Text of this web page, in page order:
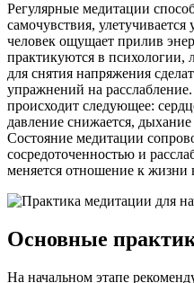
Регулярные медитации
самочувствия, улетучивается
человек ощущает прилив
практикуются в психологии,
для снятия напряжения
упражнений на
происходит следующее:
давление снижается,
Состояние медитации
сосредоточенностью и
меняется отношение к жизни
Основные
На начальном этапе